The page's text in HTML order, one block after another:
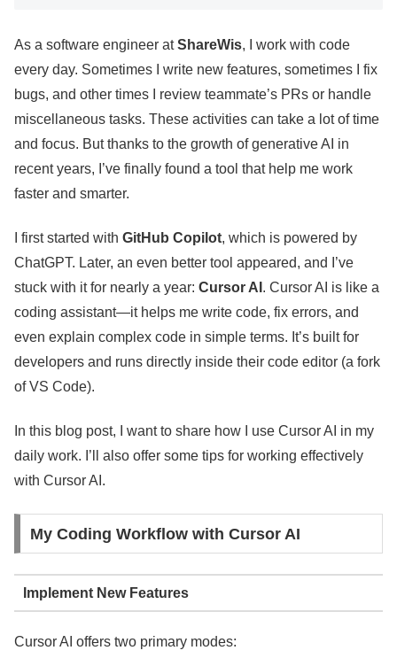
As a software engineer atShareWis, I work with code
every day. Sometimes I write new features, sometimes I fix
bugs, and other times I review teammate’s PRs or handle
miscellaneous tasks. These activities can take a lot of time
and focus. But thanks to the growth of generative AI in
recent years, I’ve finally found a tool that help me work
faster and smarter.
I first started with GitHub Copilot, which is powered by
ChatGPT. Later, an even better tool appeared, and I’ve
stuck with it for nearly a year: Cursor AI . Cursor AI is like a
coding assistant—it helps me write code, fix errors, and
even explain complex code in simple terms. It’s built for
developers and runs directly inside their code editor (a fork
of VS Code).
In this blog post, I want to share how I use Cursor AI in my
daily work. I’ll also offer some tips for working effectively
with Cursor AI.
My Coding Workflow with Cursor AI
Implement New Features
Cursor AI offers two primary modes: